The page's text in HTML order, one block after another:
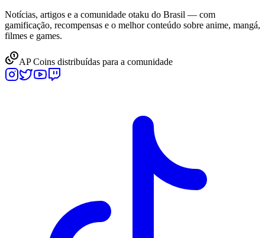
Notícias, artigos e a comunidade otaku do Brasil — com
gamificação, recompensas e o melhor conteúdo sobre anime, mangá,
filmes e games.
AP Coins distribuídas para a comunidade